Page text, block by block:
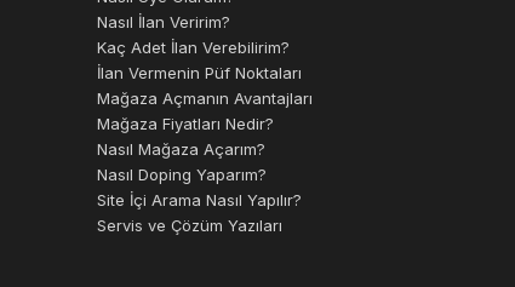
Nasıl İlan Veririm?
Kaç Adet İlan Verebilirim?
İlan Vermenin Püf Noktaları
Mağaza Açmanın Avantajları
Mağaza Fiyatları Nedir?
Nasıl Mağaza Açarım?
Nasıl Doping Yaparım?
Site İçi Arama Nasıl Yapılır?
Servis ve Çözüm Yazıları